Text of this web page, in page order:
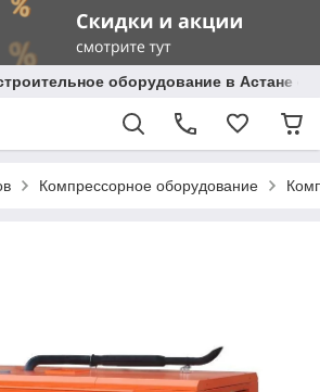
оборудование в Астане с
Компрессорное оборудование